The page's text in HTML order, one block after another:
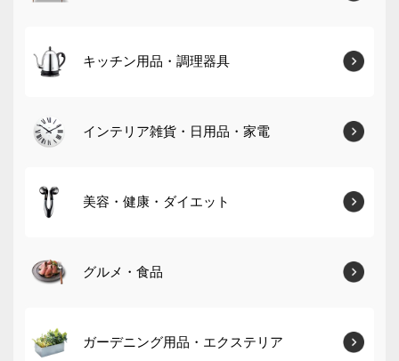
キッチン用品・調理器具
インテリア雑貨・日用品・家電
美容・健康・ダイエット
グルメ・食品
ガーデニング用品・エクステリア